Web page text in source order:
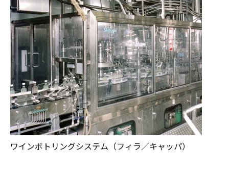
ワインボトリングシステム（フィラ／キャッパ）